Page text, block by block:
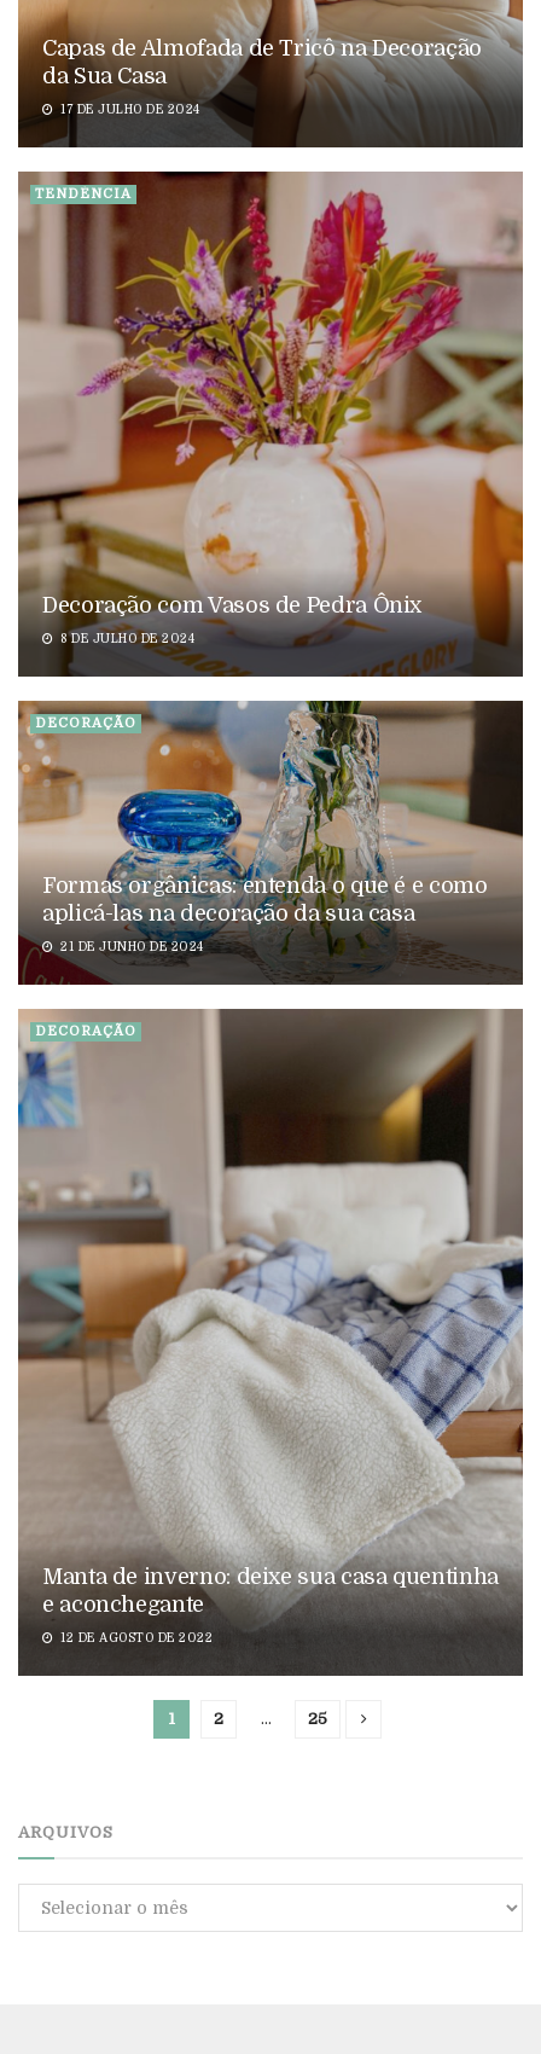
Capas de Almofada de Tricô na Decoração
da Sua Casa
17 DE JULHO DE 2024
TENDÊNCIA
Decoração com Vasos de Pedra Ônix
8 DE JULHO DE 2024
DECORAÇÃO
Formas orgânicas: entenda o que é e como
aplicá-las na decoração da sua casa
21 DE JUNHO DE 2024
DECORAÇÃO
Manta de inverno: deixe sua casa quentinha
e aconchegante
12 DE AGOSTO DE 2022
1 2 … 25
ARQUIVOS